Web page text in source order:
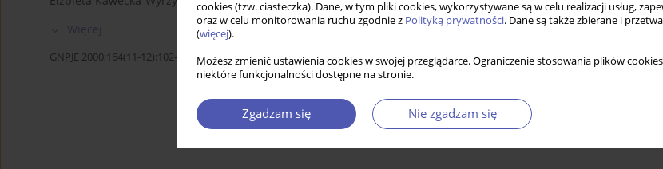
cookies (tzw. ciasteczka). Dane, w tym pliki cookies, wykorzystywane są w celu realizacji usług,
oraz w celu monitorowania ruchu zgodnie z Polityką prywatności. Dane są także zbierane i
(więcej).
Możesz zmienić ustawienia cookies w swojej przeglądarce. Ograniczenie stosowania plików
niektóre funkcjonalności dostępne na stronie.
Zgadzam się Nie zgadzam się
Więcej
GNPJE 2000;164(11-12):102-104